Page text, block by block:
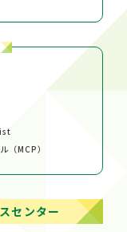
（MCP）
センター